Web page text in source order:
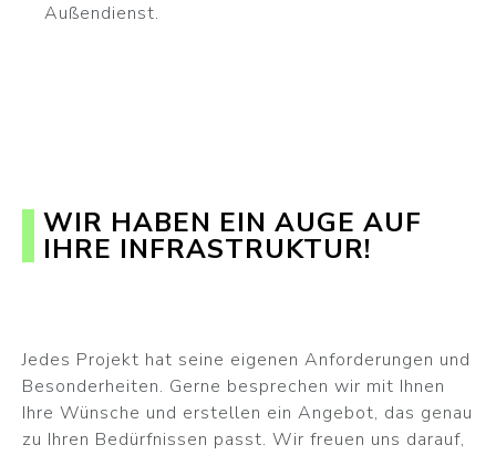
Außendienst.
WIR HABEN EIN AUGE AUF
IHRE INFRASTRUKTUR!
Jedes Projekt hat seine eigenen Anforderungen und
Besonderheiten. Gerne besprechen wir mit Ihnen
Ihre Wünsche und erstellen ein Angebot, das genau
zu Ihren Bedürfnissen passt. Wir freuen uns darauf,